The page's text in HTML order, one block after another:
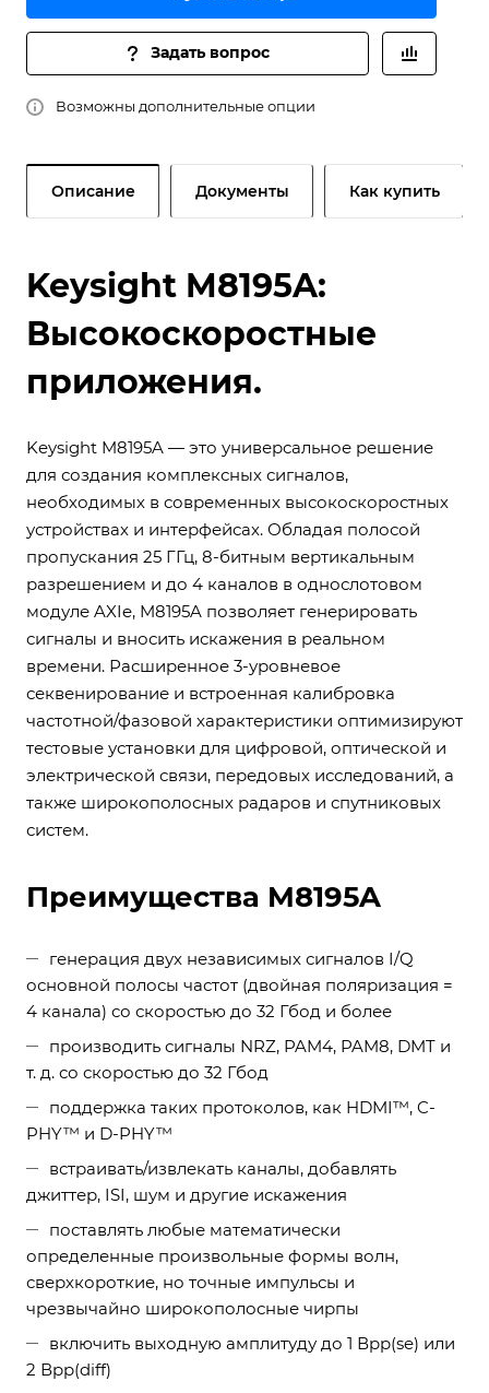
Задать вопрос
Возможны дополнительные опции
Описание Документы Как купить
Keysight M8195A:
Высокоскоростные
приложения.
Keysight M8195A — это универсальное решение
для создания комплексных сигналов,
необходимых в современных высокоскоростных
устройствах и интерфейсах. Обладая полосой
пропускания 25 ГГц, 8-битным вертикальным
разрешением и до 4 каналов в однослотовом
модуле AXIe, M8195A позволяет генерировать
сигналы и вносить искажения в реальном
времени. Расширенное 3-уровневое
секвенирование и встроенная калибровка
частотной/фазовой характеристики оптимизируют
тестовые установки для цифровой, оптической и
электрической связи, передовых исследований, а
также широкополосных радаров и спутниковых
систем.
Преимущества M8195A
генерация двух независимых сигналов I/Q
основной полосы частот (двойная поляризация =
4 канала) со скоростью до 32 Гбод и более
производить сигналы NRZ, PAM4, PAM8, DMT и
т. д. со скоростью до 32 Гбод
поддержка таких протоколов, как HDMI™, C-
PHY™ и D-PHY™
встраивать/извлекать каналы, добавлять
джиттер, ISI, шум и другие искажения
поставлять любые математически
определенные произвольные формы волн,
сверхкороткие, но точные импульсы и
чрезвычайно широкополосные чирпы
включить выходную амплитуду до 1 Вpp(se) или
2 Вpp(diff)